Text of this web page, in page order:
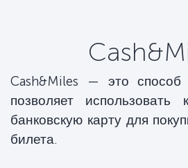
Cash&Miles — это способ
позволяет
банковскую карту для
билета.